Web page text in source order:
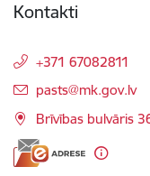
Kontakti
+371 67082811
E-pasts:
pasts@mk.gov.lv
Brīvības bulvāris